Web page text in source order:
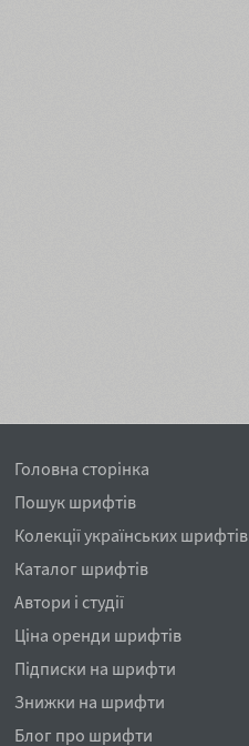
Головна сторінка
Пошук шрифтів
Колекції українських шрифтів
Каталог шрифтів
Автори і студії
Ціна оренди шрифтів
Підписки на шрифти
Знижки на шрифти
Блог про шрифти